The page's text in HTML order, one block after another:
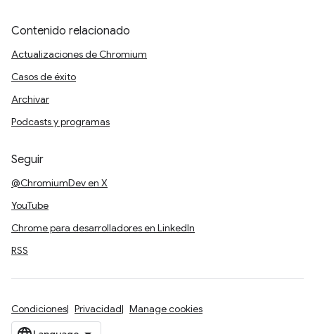
Contenido relacionado
Actualizaciones de Chromium
Casos de éxito
Archivar
Podcasts y programas
Seguir
@ChromiumDev en X
YouTube
Chrome para desarrolladores en LinkedIn
RSS
Condiciones Privacidad Manage cookies